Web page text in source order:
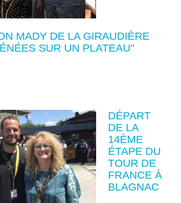
MADY DE LA GIRAUDIÈRE
SUR UN PLATEAU"
DÉPART
DE LA
14ÈME
ÉTAPE DU
TOUR DE
FRANCE À
BLAGNAC